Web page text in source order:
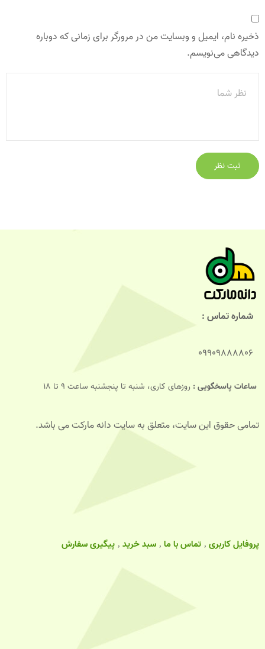
ذخیره نام، ایمیل و وبسایت من در مرورگر برای زمانی که دوباره
دیدگاهی می‌نویسم.
شماره تماس :
09909888806
ساعات پاسخگویی : روزهای کاری، شنبه تا پنجشنبه ساعت 9 تا 18
تمامی حقوق این سایت، متعلق به سایت دانه مارکت می باشد.
پروفایل کاربری تماس با ما سبد خرید پیگیری سفارش